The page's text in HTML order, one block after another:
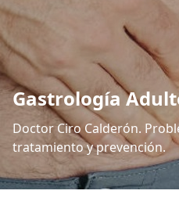
Gastrología
Doctor Ciro Calderón.
tratamiento y prevención.